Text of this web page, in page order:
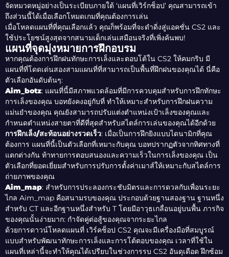
จัดหมวดหมู่อย่างเป็นระเบียบภายใต้ ‘แผนที่เวิร์กช็อป’ คุณสามารถเข้า
ถึงส่วนนี้ได้เมื่อเลือกโหมดเกมที่คุณต้องการเล่น
เมื่อโหลดแผนที่ที่คุณเลือกแล้ว คุณก็พร้อมที่จะดำดิ่งสู่แอคชั่น CS2 และ
ใช้ประโยชน์สูงสุดจากสนามเด็กเล่นเสมือนจริงที่เพิ่งค้นพบ!
แผนที่จุดมุ่งหมายการฝึกอบรม
หากคุณต้องการฝึกฝนทักษะการเล็งและตอบโต้ใน CS2 ให้คมกริบ มี
แผนที่ที่โดดเด่นสองสามแผนที่ที่สามารถเป็นพื้นที่ฝึกฝนของคุณได้ นี่คือ
ตัวเลือกอันดับต้นๆ:
Aim_botz: แผนที่นี้มีสภาพแวดล้อมที่มีการควบคุมสำหรับการฝึกทักษะ
การเล็งของคุณ บอทยังคงอยู่กับที่ ทำให้เหมาะสำหรับการฝึกฝนความ
แม่นยำของคุณ คุณยังสามารถปรับแต่งตำแหน่งเป้าเล็งของคุณและ
กำหนดตำแหน่งสายตาที่ดีที่สุดสำหรับสไตล์การเล่นของคุณได้อีกด้วย
การฝึกเล็ง/สะท้อนอย่างรวดเร็ว: เมื่อเป็นการฝึกยิงแบบไดนามิกที่คุณ
ต้องการ แผนที่นี้เป็นตัวเลือกที่เหมาะกับคุณ บอทปรากฏตัวจากทิศทางที่
แตกต่างกัน ท้าทายการตอบสนองและความเร็วในการเล็งของคุณ เป็น
ตัวเลือกที่ยอดเยี่ยมสำหรับการปรับการตั้งค่าเมาส์ให้เหมาะกับสไตล์การ
ถ่ายภาพของคุณ
Aim_map: สำหรับการประลองกระชับมิตรและการดวลกับเพื่อนระยะ
ไกล Aim_map คือสนามรบของคุณ ประกอบด้วยฐานสองฐาน ฐานหนึ่ง
สำหรับ CT และอีกฐานหนึ่งสำหรับ T โดยมีอาวุธเกลื่อนอยู่บนพื้น ภารกิจ
ของคุณนั้นง่ายมาก: กำจัดคู่ต่อสู้ของคุณจากระยะไกล
ด้วยการดาวน์โหลดแผนที่ เวิร์คช็อป CS2 คุณจะมีเครื่องมือที่สมบูรณ์
แบบสำหรับพัฒนาทักษะการเล็งและการโต้ตอบของคุณ เวลาที่ใช้ใน
แผนที่เหล่านี้จะทำให้คุณได้เปรียบในช่วงการรบ CS2 อันดุเดือด ฝึกซ้อม